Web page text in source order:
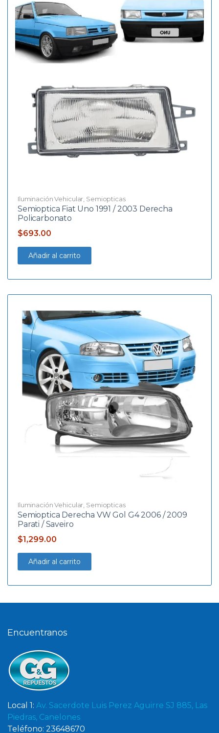
Iluminación Vehicular Semiopticas
Semioptica Fiat Uno 1991 / 2003 Derecha
Policarbonato
$693.00
Añadir al carrito
Iluminación Vehicular Semiopticas
Semioptica Derecha VW Gol G4 2006 / 2009
Parati / Saveiro
$1,299.00
Añadir al carrito
Encuentranos
Local 1: Av. Sacerdote Luis Perez Aguirre SJ 885, Las
Piedras, Canelones
Teléfono: 23648670